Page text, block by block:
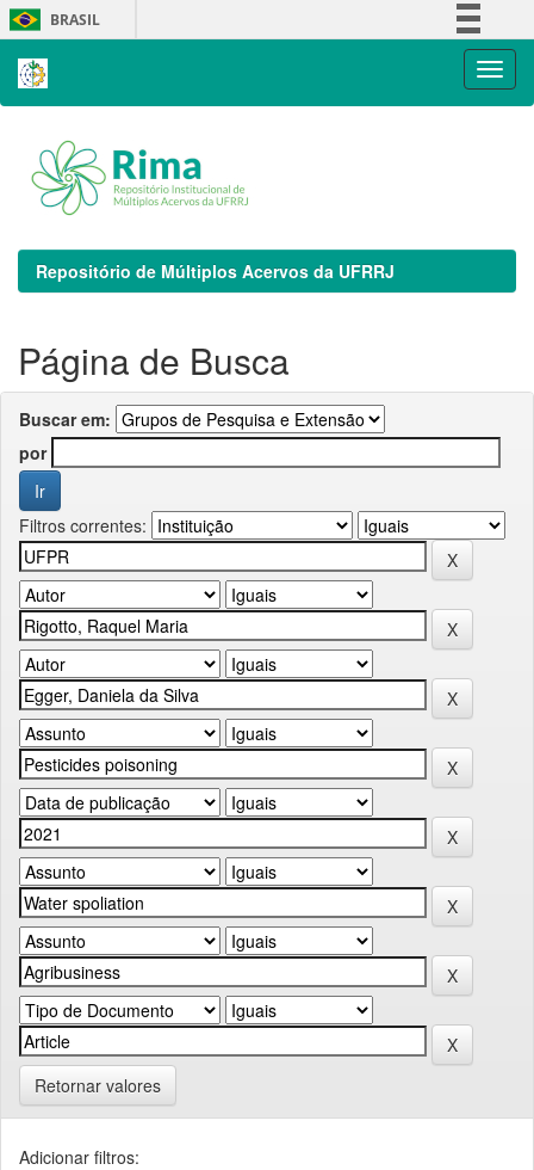
Skip
navigation
BRASIL
Repositório de Múltiplos Acervos da UFRRJ
Página de Busca
Buscar em:
por
Filtros correntes:
Retornar valores
Adicionar filtros: